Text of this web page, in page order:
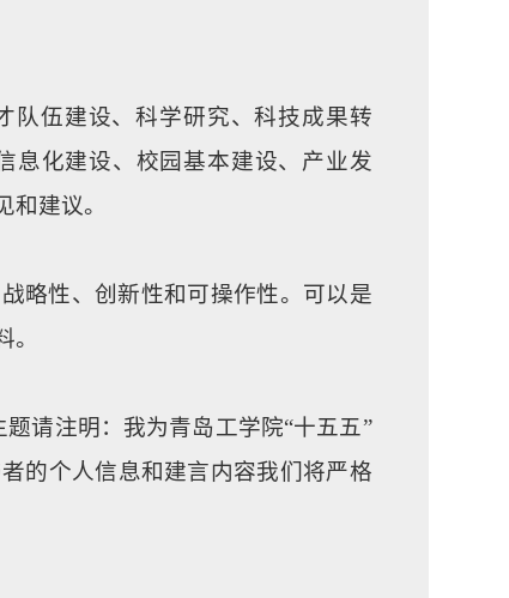
队伍建设、科学研究、科技成果转
息化建设、校园基本建设、产业发
建议。
略性、创新性和可操作性。可以是
题请注明：我为青岛工学院“十五五”
的个人信息和建言内容我们将严格